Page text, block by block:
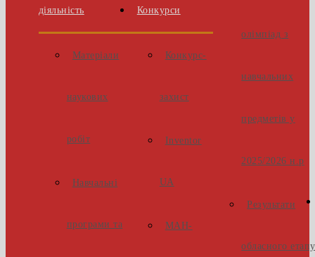
діяльність
Матеріали
наукових
робіт
Навчальні
програми та
Конкурси
Конкурс-
захист
Inventor
UA
МАН-
олімпіад з
навчальних
предметів у
2025/2026 н.р
Результати
обласного етапу